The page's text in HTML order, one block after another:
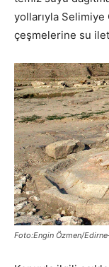
yollarıyla Selimiye
çeşmelerine su
Foto:Engin Özmen/